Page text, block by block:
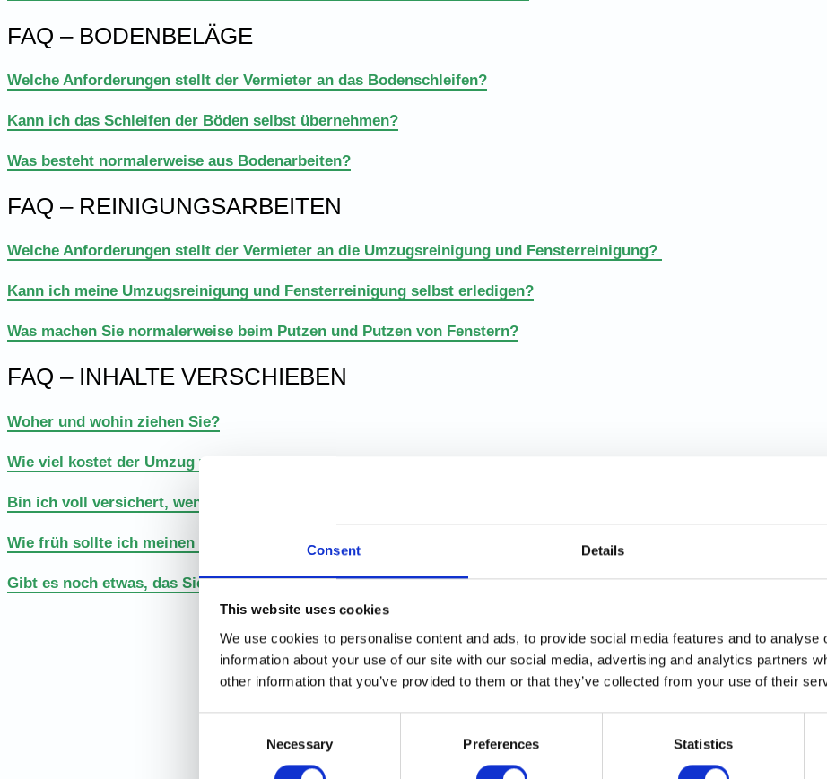
Consent Details
This website uses cookies
We use cookies to personalise content and ads, to provide social media features and to analyse
information about your use of our site with our social media, advertising and analytics partners
other information that you’ve provided to them or that they’ve collected from your use of their
Necessary Preferences Statistics
FAQ – BODENBELÄGE
Welche Anforderungen stellt der Vermieter an das Bodenschleifen?
Kann ich das Schleifen der Böden selbst übernehmen?
Was besteht normalerweise aus Bodenarbeiten?
FAQ – REINIGUNGSARBEITEN
Welche Anforderungen stellt der Vermieter an die Umzugsreinigung und Fensterreinigung?
Kann ich meine Umzugsreinigung und Fensterreinigung selbst erledigen?
Was machen Sie normalerweise beim Putzen und Putzen von Fenstern?
FAQ – INHALTE VERSCHIEBEN
Woher und wohin ziehen Sie?
Wie viel kostet der Umzug von Möbeln?
Bin ich voll versichert, wenn ich Sie für den Umzug von Hausrat beauftrage?
Wie früh sollte ich meinen Umzug buchen?
Gibt es noch etwas, das Sie wissen müssen, wenn ich Umzugshilfe benötige?